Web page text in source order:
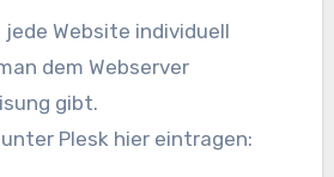
dem Webserver
gibt.
Plesk hier eintragen: